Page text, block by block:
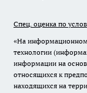
Спец. оценка по
«На
технологии
информации на
относящихся к
находящихся на